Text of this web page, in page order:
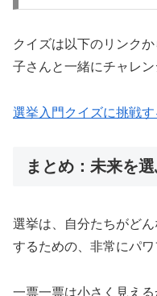
クイズは以下のリンク
子さんと一緒にチャレン
選挙入門クイズに挑戦す
まとめ：未来を
選挙は、自分たちがど
するための、非常にパワ
一票一票は小さく見え